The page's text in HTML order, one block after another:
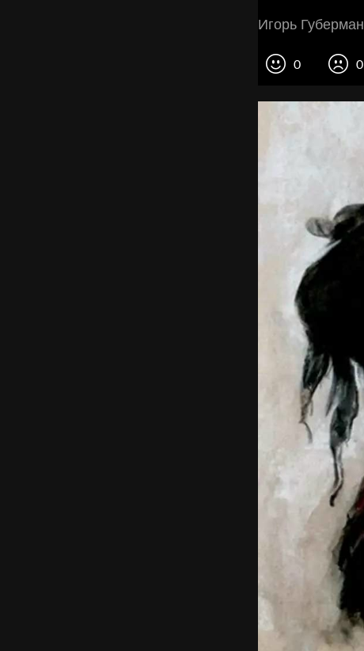
Игорь Губерман
0 0